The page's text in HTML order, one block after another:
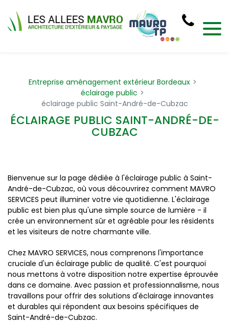
Entreprise aménagement extérieur Bordeaux
éclairage public
éclairage public Saint-André-de-Cubzac
ÉCLAIRAGE PUBLIC SAINT-ANDRÉ-DE-
CUBZAC
Bienvenue sur la page dédiée à l'éclairage public à Saint-
André-de-Cubzac, où vous découvrirez comment MAVRO
SERVICES peut illuminer votre vie quotidienne. L'éclairage
public est bien plus qu'une simple source de lumière - il
crée un environnement sûr et agréable pour les résidents
et les visiteurs de notre charmante ville.
Chez MAVRO SERVICES, nous comprenons l'importance
cruciale d'un éclairage public de qualité. C'est pourquoi
nous mettons à votre disposition notre expertise éprouvée
dans ce domaine. Avec passion et professionnalisme, nous
travaillons pour offrir des solutions d'éclairage innovantes
et durables qui répondent aux besoins spécifiques de
Saint-André-de-Cubzac.